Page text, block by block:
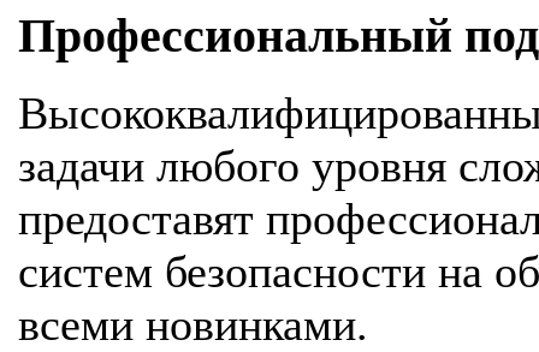
Профессиональный
задачи любого уровня
предоставят
систем безопасности на
всеми новинками.